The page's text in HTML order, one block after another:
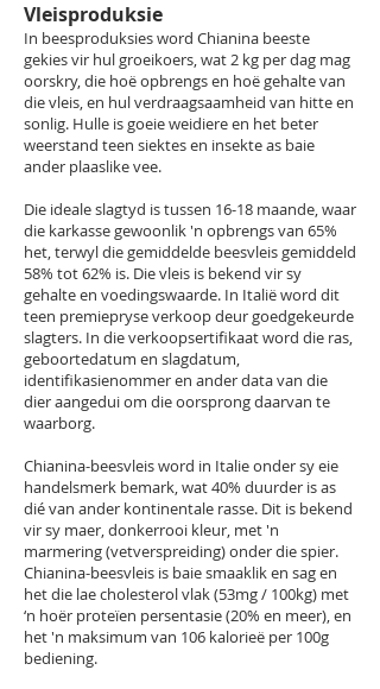
Vleisproduksie
In beesproduksies word Chianina beeste
gekies vir hul groeikoers, wat 2 kg per dag mag
oorskry, die hoë opbrengs en hoë gehalte van
die vleis, en hul verdraagsaamheid van hitte en
sonlig. Hulle is goeie weidiere en het beter
weerstand teen siektes en insekte as baie
ander plaaslike vee.
Die ideale slagtyd is tussen 16-18 maande, waar
die karkasse gewoonlik 'n opbrengs van 65%
het, terwyl die gemiddelde beesvleis gemiddeld
58% tot 62% is. Die vleis is bekend vir sy
gehalte en voedingswaarde. In Italië word dit
teen premiepryse verkoop deur goedgekeurde
slagters. In die verkoopsertifikaat word die ras,
geboortedatum en slagdatum,
identifikasienommer en ander data van die
dier aangedui om die oorsprong daarvan te
waarborg.
Chianina-beesvleis word in Italie onder sy eie
handelsmerk bemark, wat 40% duurder is as
dié van ander kontinentale rasse. Dit is bekend
vir sy maer, donkerrooi kleur, met 'n
marmering (vetverspreiding) onder die spier.
Chianina-beesvleis is baie smaaklik en sag en
het die lae cholesterol vlak (53mg / 100kg) met
‘n hoër proteïen persentasie (20% en meer), en
het 'n maksimum van 106 kalorieë per 100g
bediening.